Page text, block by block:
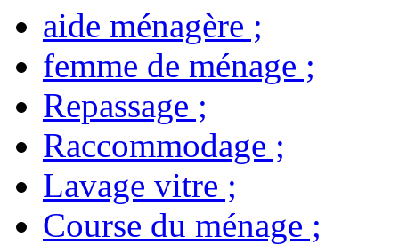
aide ménagère ;
femme de ménage ;
Repassage ;
Raccommodage ;
Lavage vitre ;
Course du ménage ;